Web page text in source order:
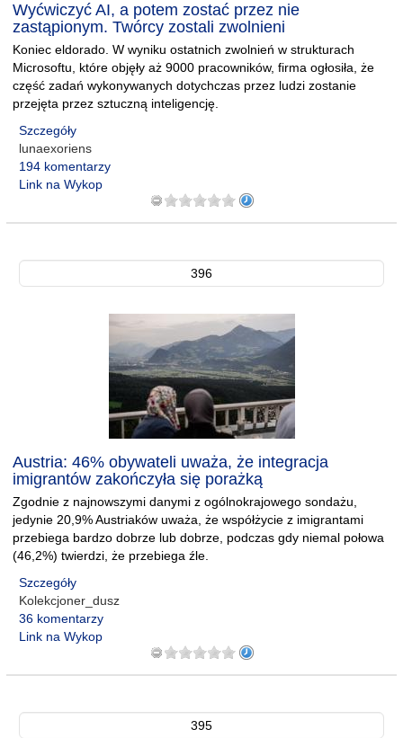
Wyćwiczyć AI, a potem zostać przez nie
zastąpionym. Twórcy zostali zwolnieni
Koniec eldorado. W wyniku ostatnich zwolnień w strukturach
Microsoftu, które objęły aż 9000 pracowników, firma ogłosiła, że
część zadań wykonywanych dotychczas przez ludzi zostanie
przejęta przez sztuczną inteligencję.
Szczegóły
lunaexoriens
194 komentarzy
Link na Wykop
396
Austria: 46% obywateli uważa, że integracja
imigrantów zakończyła się porażką
Zgodnie z najnowszymi danymi z ogólnokrajowego sondażu,
jedynie 20,9% Austriaków uważa, że współżycie z imigrantami
przebiega bardzo dobrze lub dobrze, podczas gdy niemal połowa
(46,2%) twierdzi, że przebiega źle.
Szczegóły
Kolekcjoner_dusz
36 komentarzy
Link na Wykop
395